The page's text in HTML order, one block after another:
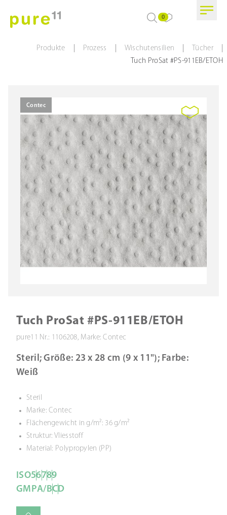
0
Produkte Prozess Wischutensilien Tücher
Tuch ProSat #PS-911EB/ETOH
Contec
Tuch ProSat #PS-911EB/ETOH
pure11 Nr.: 1106208, Marke: Contec
Steril; Größe: 23 x 28 cm (9 x 11"); Farbe:
Weiß
Steril
Marke: Contec
Flächengewicht in g/m²: 36 g/m²
Struktur: Vliesstoff
Material: Polypropylen (PP)
ISO56789
GMPA/BCD